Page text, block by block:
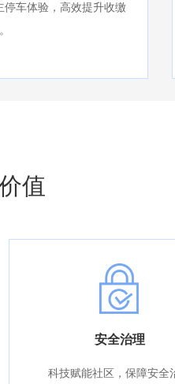
停车体验，高效提升收缴
值
安全治理
科技赋能社区，保障安全